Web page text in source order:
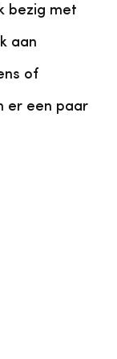
bezig met
aan
of
er een paar